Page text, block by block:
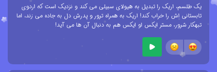
یک طلسم، اریک را تبدیل به هیولای سبیلی می کند و نزدیک است که اردوی
تابستانی اش را خراب کند! اریک به همراه ترور و پدرش دل به جاده می زند، اما
تبهکار شرور، مستر ایکس او ایکس هم به دنبال آن ها می آید!